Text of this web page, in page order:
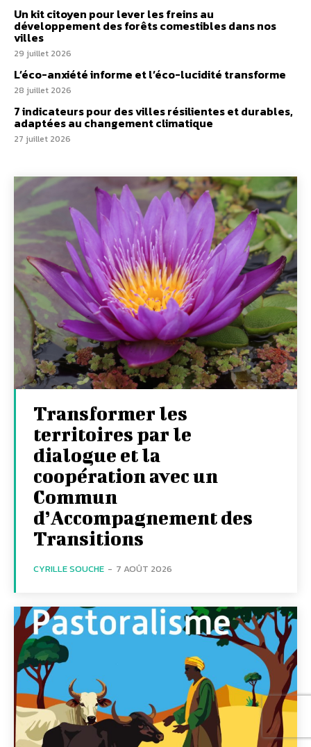
Un kit citoyen pour lever les freins au
développement des forêts comestibles dans nos
villes
29 juillet 2026
L’éco-anxiété informe et l’éco-lucidité transforme
28 juillet 2026
7 indicateurs pour des villes résilientes et durables,
adaptées au changement climatique
27 juillet 2026
Transformer les
territoires par le
dialogue et la
coopération avec un
Commun
d’Accompagnement des
Transitions
CYRILLE SOUCHE - 7 AOÛT 2026